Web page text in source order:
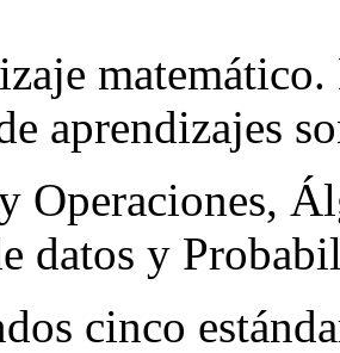
aprendizajes
Operaciones,
datos y
cinco